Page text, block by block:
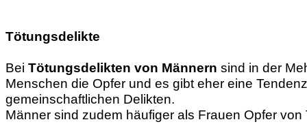
Tötungsdelikte
Bei Tötungsdelikten von Männern sind in der
Menschen die Opfer und es gibt eher eine
gemeinschaftlichen Delikten.
Männer sind zudem häufiger als Frauen Opfer